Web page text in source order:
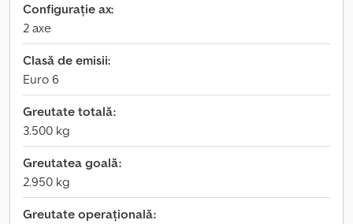
Configurație ax:
2 axe
Clasă de emisii:
Euro 6
Greutate totală:
3.500 kg
Greutatea goală:
2.950 kg
Greutate operațională: